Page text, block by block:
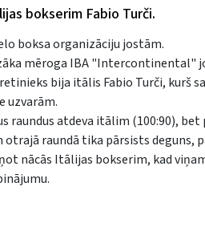
bokserim Fabio Turči.
boksa organizāciju jostām.
mēroga IBA "Intercontinental"
bija itālis Fabio Turči, kurš
uzvarām.
raundus atdeva itālim (100:90),
otrajā raundā tika pārsists
nācās Itālijas bokserim, kad